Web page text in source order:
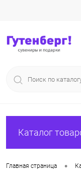
Каталог
Главная страница •